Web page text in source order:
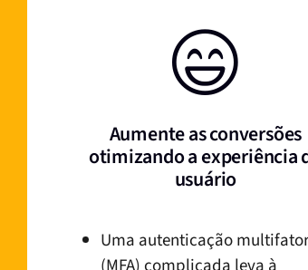
Aumente as conversões
otimizando a experiência
usuário
Uma autenticação